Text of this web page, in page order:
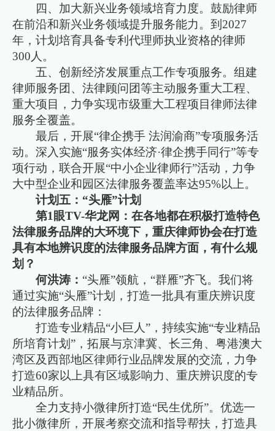
四、加大新兴业务领域培育力度。鼓励律师
在前沿和新兴业务领域提升服务能力。到2027
年，计划培育具备专利代理师执业资格的律师
300人。
五、创新经济发展重点工作专项服务。组建
律师服务团、法律顾问团等主动服务重大工程、
重大项目，力争实现市级重大工程项目律师法律
服务全覆盖。
最后，开展“律企携手 法润渝商”专项服务活
动。深入实施“服务实体经济·律企携手同行”等专
项行动，联合开展“中小企业律师行”活动，力争
大中型企业和园区法律服务覆盖率达95%以上。
计划五：“头雁”计划
第1眼TV-华龙网：在各地都在积极打造特色
法律服务品牌的大环境下，重庆律师协会在打造
具有本地辨识度的法律服务品牌方面，有什么规
划？
何洪涛： “头雁”领航，“群雁”齐飞。我们将
通过实施“头雁”计划，打造一批具有重庆辨识度
的法律服务品牌：
打造专业精品“小巨人”，持续实施“专业精品
所培育计划”，拓展与京津冀、长三角、粤港澳大
湾区及西部地区律师行业品牌发展的交流，力争
打造60家以上具有区域影响力、重庆辨识度的专
业精品所。
全力支持小微律所打造“民生优所”。优选一
批小微律所，开展考察交流和指导帮扶，打造具